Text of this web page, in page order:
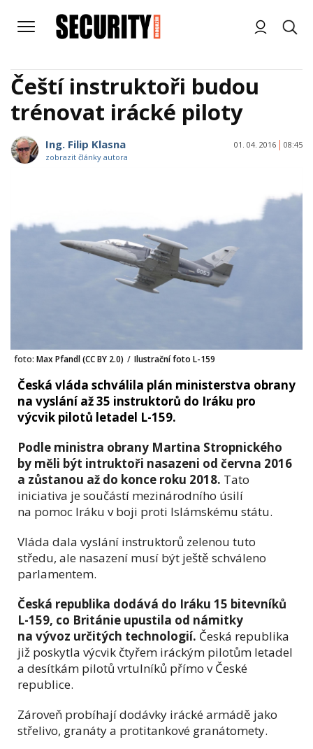
Čeští instruktoři budou
trénovat irácké piloty
Ing. Filip Klasna
zobrazit články autora
01. 04. 2016 08:45
foto: Max Pfandl (CC BY 2.0) / Ilustrační foto L-159
Česká vláda schválila plán ministerstva obrany
na vyslání až 35 instruktorů do Iráku pro
výcvik pilotů letadel L-159.
Podle ministra obrany Martina Stropnického
by měli být intruktoři nasazeni od června 2016
a zůstanou až do konce roku 2018. Tato
iniciativa je součástí mezinárodního úsilí
na pomoc Iráku v boji proti Islámskému státu.
Vláda dala vyslání instruktorů zelenou tuto
středu, ale nasazení musí být ještě schváleno
parlamentem.
Česká republika dodává do Iráku 15 bitevníků
L-159, co Británie upustila od námitky
na vývoz určitých technologií. Česká republika
již poskytla výcvik čtyřem iráckým pilotům letadel
a desítkám pilotů vrtulníků přímo v České
republice.
Zároveň probíhají dodávky irácké armádě jako
střelivo, granáty a protitankové granátomety.